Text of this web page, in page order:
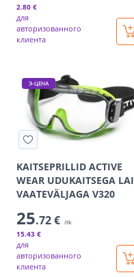
2.80 €
для
авторизованного
клиента
Э-ЦЕНА
KAITSEPRILLID ACTIVE
WEAR UDUKAITSEGA
VAATEVÄLJAGA V320
25.72 € /tk
15.43 €
для
авторизованного
клиента